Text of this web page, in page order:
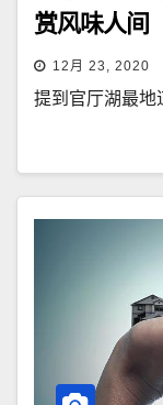
赏风味人间
12月 23, 2020
提到官厅湖最地